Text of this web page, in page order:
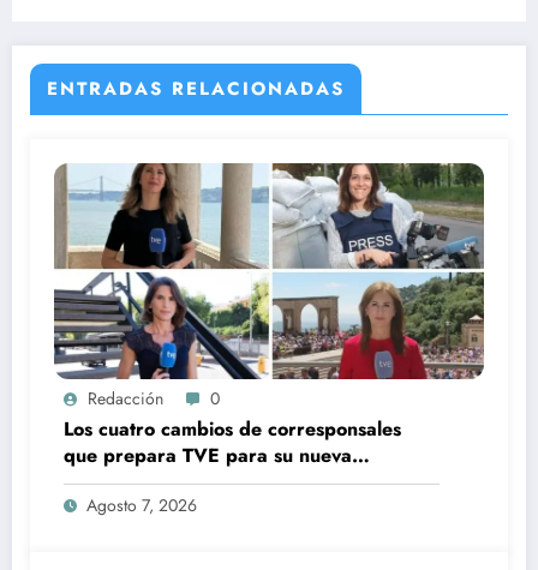
ENTRADAS RELACIONADAS
Redacción 0
Los cuatro cambios de corresponsales
que prepara TVE para su nueva
temporada
Agosto 7, 2026